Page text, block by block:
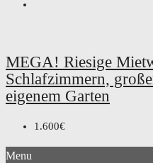
MEGA! Riesige
Schlafzimmern,
eigenem Garten
1.600€
Menu